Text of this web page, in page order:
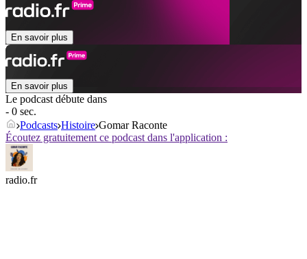
En savoir plus
En savoir plus
Le podcast débute dans
- 0 sec.
Podcasts Histoire Gomar Raconte
Écoutez gratuitement ce podcast dans l'application :
radio.fr